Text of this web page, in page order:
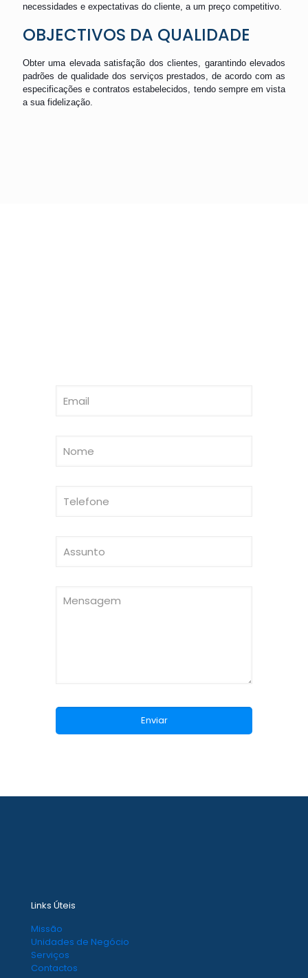
necessidades e expectativas do cliente, a um preço competitivo.
OBJECTIVOS DA QUALIDADE
Obter uma elevada satisfação dos clientes, garantindo elevados
padrões de qualidade dos serviços prestados, de acordo com as
especificações e contratos estabelecidos, tendo sempre em vista
a sua fidelização.
Links Úteis
Missão
Unidades de Negócio
Serviços
Contactos